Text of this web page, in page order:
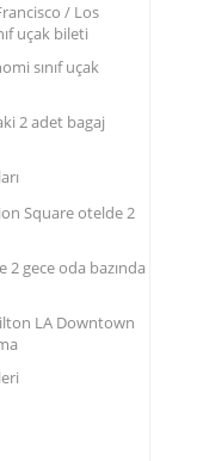
/ Los
uçak bileti
sınıf uçak
2 adet bagaj
Square otelde 2
2 gece oda bazında
LA Downtown